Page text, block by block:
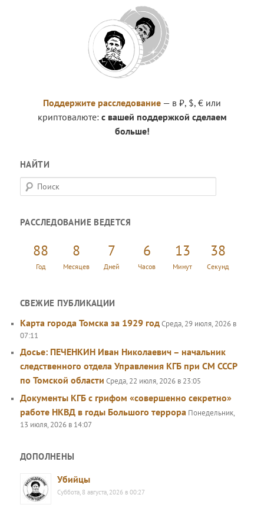
Поддержите расследование — в ₽, $, € или
криптовалюте: с вашей поддержкой сделаем
больше!
НАЙТИ
П
о
с
РАССЛЕДОВАНИЕ ВЕДЕТСЯ
88
Год
8
Месяцев
7
Дней
6
Часов
13
Минут
38
Секунд
СВЕЖИЕ ПУБЛИКАЦИИ
Карта города Томска за 1929 годСреда, 29 июля, 2026 в
07:11
Досье: ПЕЧЕНКИН Иван Николаевич – начальник
следственного отдела Управления КГБ при СМ СССР
по Томской области Среда, 22 июля, 2026 в 23:05
Документы КГБ с грифом «совершенно секретно»
работе НКВД в годы Большого террора Понедельник,
13 июля, 2026 в 14:07
ДОПОЛНЕНЫ
Убийцы
Суббота, 8 августа, 2026 в 00:27